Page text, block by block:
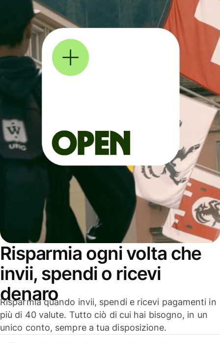
Risparmia ogni volta che
invii, spendi o ricevi
denaro
Risparmia quando invii, spendi e ricevi pagamenti in
più di 40 valute. Tutto ciò di cui hai bisogno, in un
unico conto, sempre a tua disposizione.